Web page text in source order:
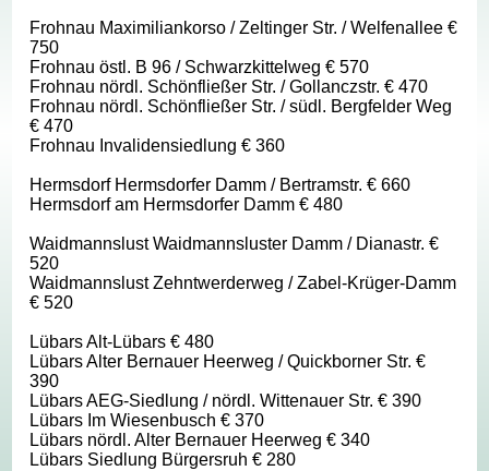
Frohnau Maximiliankorso / Zeltinger Str. / Welfenallee €
750
Frohnau östl. B 96 / Schwarzkittelweg € 570
Frohnau nördl. Schönfließer Str. / Gollanczstr. € 470
Frohnau nördl. Schönfließer Str. / südl. Bergfelder Weg
€ 470
Frohnau Invalidensiedlung € 360
Hermsdorf Hermsdorfer Damm / Bertramstr. € 660
Hermsdorf am Hermsdorfer Damm € 480
Waidmannslust Waidmannsluster Damm / Dianastr. €
520
Waidmannslust Zehntwerderweg / Zabel-Krüger-Damm
€ 520
Lübars Alt-Lübars € 480
Lübars Alter Bernauer Heerweg / Quickborner Str. €
390
Lübars AEG-Siedlung / nördl. Wittenauer Str. € 390
Lübars Im Wiesenbusch € 370
Lübars nördl. Alter Bernauer Heerweg € 340
Lübars Siedlung Bürgersruh € 280